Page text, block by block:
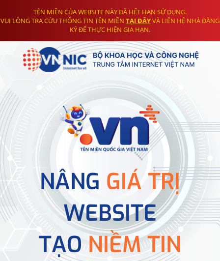
TÊN MIỀN CỦA WEBSITE NÀY ĐÃ HẾT HẠN SỬ DỤNG.
VUI LÒNG TRA CỨU THÔNG TIN TÊN MIỀN TẠI ĐÂYVÀ LIÊN HỆ NHÀ ĐĂNG
KÝ ĐỂ THỰC HIỆN GIA HẠN.
NÂNG GIÁ TRỊ
WEBSITE
TẠONIỀM TIN